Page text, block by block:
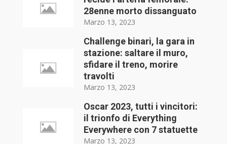
28enne morto dissanguato
Marzo 13, 2023
Challenge binari, la gara in
stazione: saltare il muro,
sfidare il treno, morire
travolti
Marzo 13, 2023
Oscar 2023, tutti i vincitori:
il trionfo di Everything
Everywhere con 7 statuette
Marzo 13, 2023